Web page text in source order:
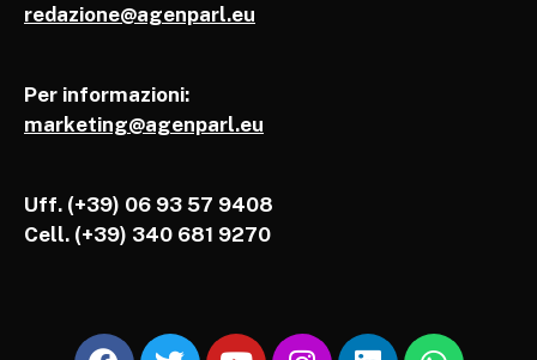
redazione@agenparl.eu
Per informazioni:
marketing@agenparl.eu
Uff. (+39) 06 93 57 9408
Cell. (+39) 340 681 9270